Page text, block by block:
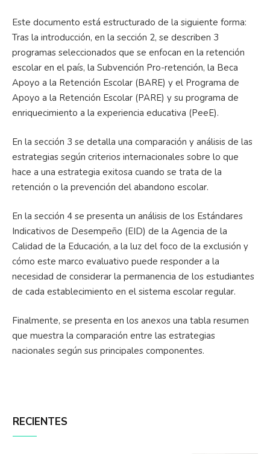
Este documento está estructurado de la siguiente forma:
Tras la introducción, en la sección 2, se describen 3
programas seleccionados que se enfocan en la retención
escolar en el país, la Subvención Pro-retención, la Beca
Apoyo a la Retención Escolar (BARE) y el Programa de
Apoyo a la Retención Escolar (PARE) y su programa de
enriquecimiento a la experiencia educativa (PeeE).
En la sección 3 se detalla una comparación y análisis de las
estrategias según criterios internacionales sobre lo que
hace a una estrategia exitosa cuando se trata de la
retención o la prevención del abandono escolar.
En la sección 4 se presenta un análisis de los Estándares
Indicativos de Desempeño (EID) de la Agencia de la
Calidad de la Educación, a la luz del foco de la exclusión y
cómo este marco evaluativo puede responder a la
necesidad de considerar la permanencia de los estudiantes
de cada establecimiento en el sistema escolar regular.
Finalmente, se presenta en los anexos una tabla resumen
que muestra la comparación entre las estrategias
nacionales según sus principales componentes.
RECIENTES